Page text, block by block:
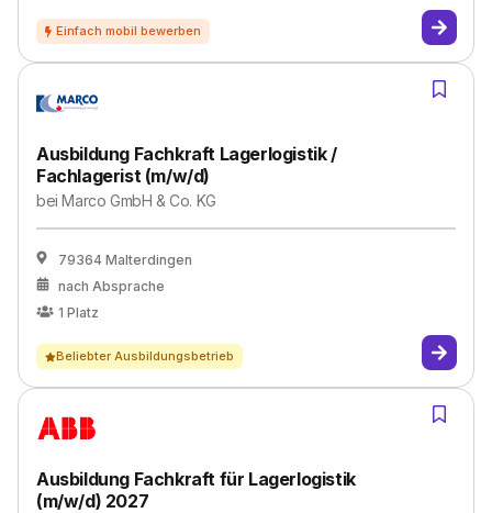
Ausbildung Fachkraft Lagerlogistik /
Fachlagerist (m/w/d)
beiMarco GmbH & Co. KG
79364 Malterdingen
nach Absprache
1 Platz
Beliebter Ausbildungsbetrieb
Ausbildung Fachkraft für Lagerlogistik
(m/w/d) 2027